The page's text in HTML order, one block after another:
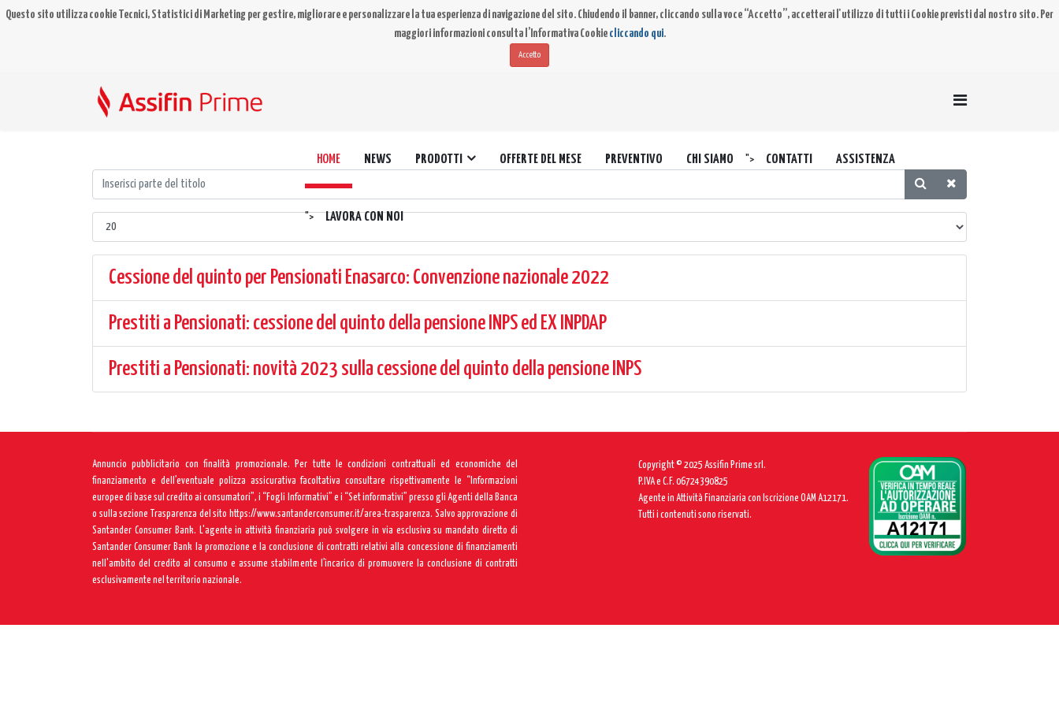
Questo sito utilizza cookie Tecnici, Statistici di Marketing per gestire, migliorare e personalizzare la tua esperienza di navigazione del sito. Chiudendo il banner, cliccando sulla voce “Accetto”, accetterai l'utilizzo di tutti i Cookie previsti dal nostro sito. Per
maggiori informazioni consulta l’Informativa Cookie cliccando qui.
Accetto
HOME NEWS PRODOTTI OFFERTE DEL MESE PREVENTIVO CHI SIAMO "> CONTATTI ASSISTENZA
"> LAVORA CON NOI
Cessione del quinto per Pensionati Enasarco: Convenzione nazionale 2022
Prestiti a Pensionati: cessione del quinto della pensione INPS ed EX INPDAP
Prestiti a Pensionati: novità 2023 sulla cessione del quinto della pensione INPS
Annuncio pubblicitario con finalità promozionale. Per tutte le condizioni contrattuali ed economiche del
finanziamento e dell’eventuale polizza assicurativa facoltativa consultare rispettivamente le “Informazioni
europee di base sul credito ai consumatori”, i “Fogli Informativi” e i “Set informativi” presso gli Agenti della Banca
o sulla sezione Trasparenza del sito https://www.santanderconsumer.it/area-trasparenza. Salvo approvazione di
Santander Consumer Bank. L'agente in attività finanziaria può svolgere in via esclusiva su mandato diretto di
Santander Consumer Bank la promozione e la conclusione di contratti relativi alla concessione di finanziamenti
nell'ambito del credito al consumo e assume stabilmente l’incarico di promuovere la conclusione di contratti
esclusivamente nel territorio nazionale.
Copyright © 2025 Assifin Prime srl.
P.IVA e C.F. 06724390825
Agente in Attività Finanziaria con Iscrizione OAM A12171.
Tutti i contenuti sono riservati.